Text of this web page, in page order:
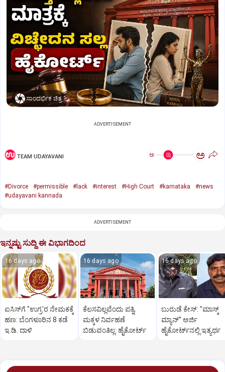
ಸಾಂದರ್ಭಿಕ ಚಿತ್ರ
ADVERTISEMENT
TEAM UDAYAVANI ಅ ಅ
#Divorce #permissible #lack #interest #High Court #karnataka
#news
#udayavani kannada
ADVERTISEMENT
ಇನ್ನಷ್ಟು ಸುದ್ದಿ ಈ ವಿಭಾಗದಿಂದ
16 days ago
ಐಸಿಸ್‌ಗೆ "ಉಗ್ರ'ರ ನೇಮಕಕ್ಕೆ
ಹಣ: ಬೆಂಗಳೂರಿನ 8 ಕಡೆ
ಇ.ಡಿ. ದಾಳಿ
16 days ago
ಕೆಲಸವಿಲ್ಲವೆಂದು ಪತ್ನಿ,
ಮಕ್ಕಳ ನಿರ್ವಹಣೆ
ಬಿಡುವಂತಿಲ್ಲ: ಹೈಕೋರ್ಟ್‌
16 days ago
ಬುರುಡೆ ಕೇಸ್‌: "ಮಾಸ್ಕ್‌
ಮ್ಯಾನ್'ʼ ಅರ್ಜಿ
ಹೈಕೋರ್ಟ್‌ನಲ್ಲಿ ಇತ್ಯರ್ಥ